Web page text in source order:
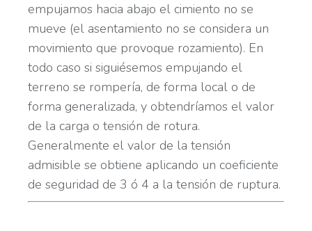
empujamos hacia abajo el cimiento no se
mueve (el asentamiento no se considera un
movimiento que provoque rozamiento). En
todo caso si siguiésemos empujando el
terreno se rompería, de forma local o de
forma generalizada, y obtendríamos el valor
de la carga o tensión de rotura.
Generalmente el valor de la tensión
admisible se obtiene aplicando un coeficiente
de seguridad de 3 ó 4 a la tensión de ruptura.